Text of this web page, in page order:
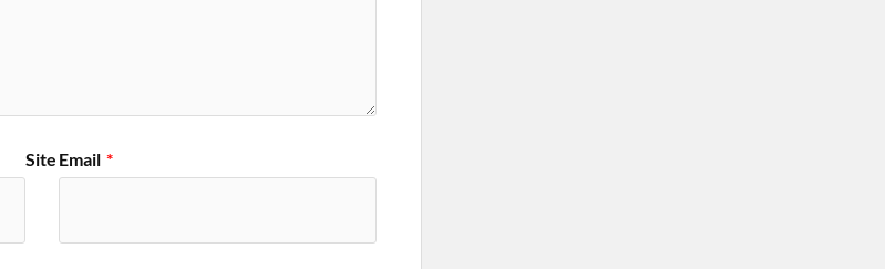
Email *
Site